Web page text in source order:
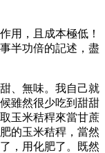
用，且成本極低！
半功倍的記述，盡
、無味。我自己就
雖然很少吃到甜甜
玉米秸稈來當甘蔗
的玉米秸稈，當然
，用化肥了。既然